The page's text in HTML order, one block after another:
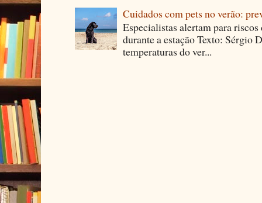
Cuidados com pets no verão:
Especialistas alertam para
durante a estação Texto: Sérgio
temperaturas do ver...